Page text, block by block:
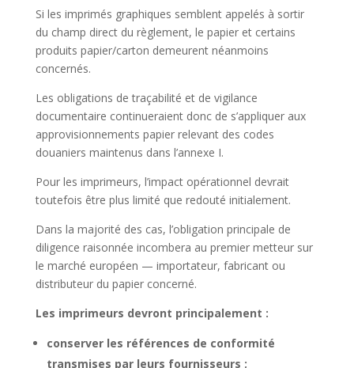
Si les imprimés graphiques semblent appelés à sortir
du champ direct du règlement, le papier et certains
produits papier/carton demeurent néanmoins
concernés.
Les obligations de traçabilité et de vigilance
documentaire continueraient donc de s’appliquer aux
approvisionnements papier relevant des codes
douaniers maintenus dans l’annexe I.
Pour les imprimeurs, l’impact opérationnel devrait
toutefois être plus limité que redouté initialement.
Dans la majorité des cas, l’obligation principale de
diligence raisonnée incombera au premier metteur sur
le marché européen — importateur, fabricant ou
distributeur du papier concerné.
Les imprimeurs devront principalement :
conserver les références de conformité
transmises par leurs fournisseurs ;